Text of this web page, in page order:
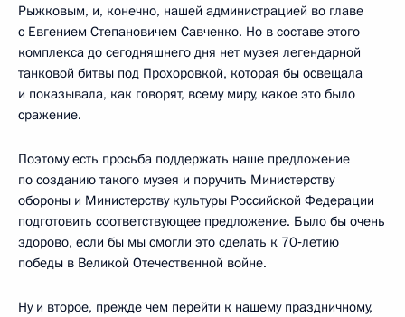
Рыжковым, и, конечно, нашей администрацией во главе
с Евгением Степановичем Савченко. Но в составе этого
комплекса до сегодняшнего дня нет музея легендарной
танковой битвы под Прохоровкой, которая бы освещала
и показывала, как говорят, всему миру, какое это было
сражение.
Поэтому есть просьба поддержать наше предложение
по созданию такого музея и поручить Министерству
обороны и Министерству культуры Российской Федерации
подготовить соответствующее предложение. Было бы очень
здорово, если бы мы смогли это сделать к 70‑летию
победы в Великой Отечественной войне.
Ну и второе, прежде чем перейти к нашему праздничному,